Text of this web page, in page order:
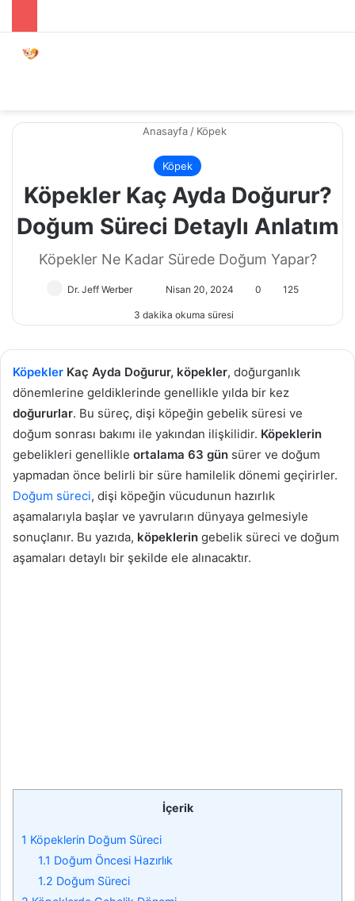
Anasayfa / Köpek
Köpek
Köpekler Kaç Ayda Doğurur?
Doğum Süreci Detaylı Anlatım
Köpekler Ne Kadar Sürede Doğum Yapar?
Dr. Jeff Werber
posta
Nisan 20, 2024 0 125
3 dakika okuma süresi
Köpekler Kaç Ayda Doğurur, köpekler, doğurganlık
dönemlerine geldiklerinde genellikle yılda bir kez
doğururlar. Bu süreç, dişi köpeğin gebelik süresi ve
doğum sonrası bakımı ile yakından ilişkilidir. Köpeklerin
gebelikleri genellikle ortalama 63 gün sürer ve doğum
yapmadan önce belirli bir süre hamilelik dönemi geçirirler.
Doğum süreci, dişi köpeğin vücudunun hazırlık
aşamalarıyla başlar ve yavruların dünyaya gelmesiyle
sonuçlanır. Bu yazıda, köpeklerin gebelik süreci ve doğum
aşamaları detaylı bir şekilde ele alınacaktır.
İçerik
1 Köpeklerin Doğum Süreci
1.1 Doğum Öncesi Hazırlık
1.2 Doğum Süreci